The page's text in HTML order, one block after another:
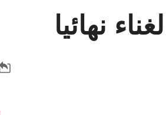
نهائيا